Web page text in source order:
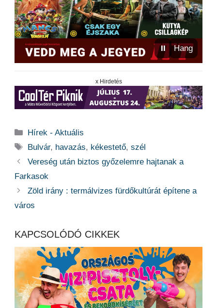
⏸ Hang
x Hirdetés
Kategória
Hírek - Aktuális
Címkék
Bulvár, havazás, kékestető,szél
Vereség után biztos győzelemre hajtanak a
Farkasok
Zöld irány : termálvizes fürdőkultúrát építene a
város
KAPCSOLÓDÓ CIKKEK